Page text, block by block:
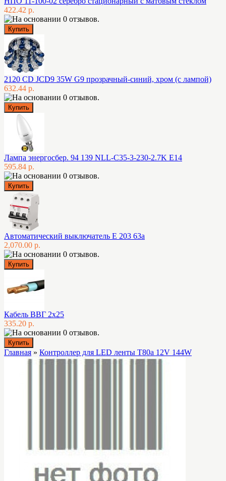
422.42 р.
2120 CD JCD9 35W G9 прозрачный-синий, хром (с лампой)
632.44 р.
Лампа энергосбер. 94 139 NLL-C35-3-230-2.7K E14
595.84 р.
Автоматический выключатель E 203 63а
2,070.00 р.
Кабель ВВГ 2х25
335.20 р.
Главная » Контроллер для LED ленты T80a 12V 144W